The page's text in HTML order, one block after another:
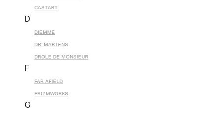
CASTART
D
DIEMME
DR. MARTENS
DROLE DE MONSIEUR
F
FAR AFIELD
FRIZMWORKS
G